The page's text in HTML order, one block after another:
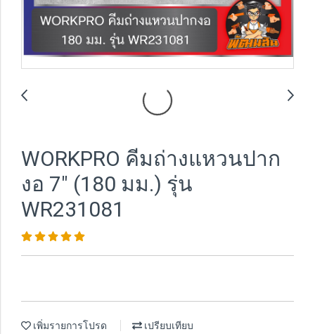
WORKPRO คีมถ่างแหวนปาก
งอ 7" (180 มม.) รุ่น
WR231081
เพิ่มรายการโปรด เปรียบเทียบ